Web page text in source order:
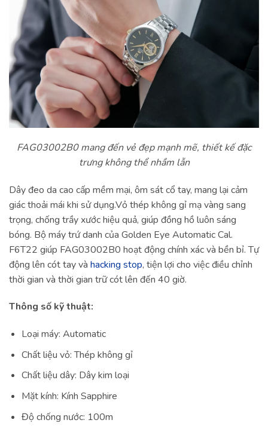
FAG03002B0 mang đến vẻ đẹp mạnh mẽ, thiết kế đặc
trưng không thể nhầm lẫn
Dây đeo da cao cấp mềm mại, ôm sát cổ tay, mang lại cảm
giác thoải mái khi sử dụng.Vỏ thép không gỉ mạ vàng sang
trọng, chống trầy xước hiệu quả, giúp đồng hồ luôn sáng
bóng. Bộ máy trứ danh của Golden Eye Automatic Cal.
F6T22 giúp FAG03002B0 hoạt động chính xác và bền bỉ. Tự
động lên cót tay và hacking stop, tiện lợi cho việc điều chỉnh
thời gian và thời gian trữ cót lên đến 40 giờ.
Thông số kỹ thuật:
Loại máy: Automatic
Chất liệu vỏ: Thép không gỉ
Chất liệu dây: Dây kim loại
Mặt kính: Kính Sapphire
Độ chống nước: 100m